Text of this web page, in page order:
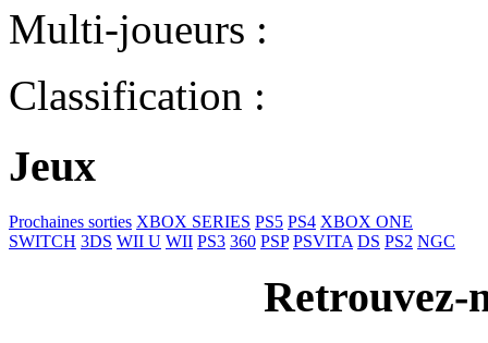
Multi-joueurs :
Classification :
Jeux
Prochaines sorties XBOX SERIES PS5 PS4 XBOX ONE
SWITCH 3DS WII U WII PS3 360 PSP PSVITA DS PS2 NGC
Retrouvez-